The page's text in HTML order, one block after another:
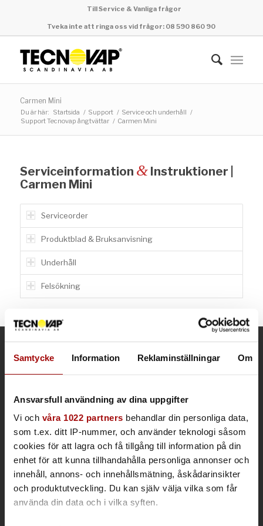
Samtycke Information Reklaminställningar Om
Ansvarsfull användning av dina uppgifter
Vi och våra 1022 partners behandlar din personliga data,
som t.ex. ditt IP-nummer, och använder teknologi såsom
cookies för att lagra och få tillgång till information på din
enhet för att kunna tillhandahålla personliga annonser och
innehåll, annons- och innehållsmätning, åskådarinsikter
och produktutveckling. Du kan själv välja vilka som får
använda din data och i vilka syften.
Till Service & Vanliga frågor
Tveka inte att ringa oss vid frågor: 08 590 860 90
Carmen Mini
Du är här: Startsida / Support / Service och underhåll /
Support Tecnovap ångtvättar / Carmen Mini
Serviceinformation &Instruktioner |
Carmen Mini
Serviceorder
Produktblad & Bruksanvisning
Underhåll
Felsökning
KONTAKTINFORMATION
Spjutvägen 1
175 61 Järfälla, Sweden
Tel vxl: +46 (0)8 590 860 90
E-post:
tecnovap.se